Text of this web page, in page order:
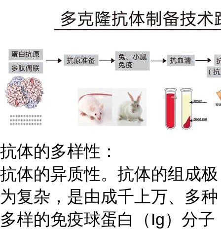
抗体的多样性：
抗体的异质性。抗体的组成极
为复杂，是由成千上万、多种
多样的免疫球蛋白（ Ig）分子